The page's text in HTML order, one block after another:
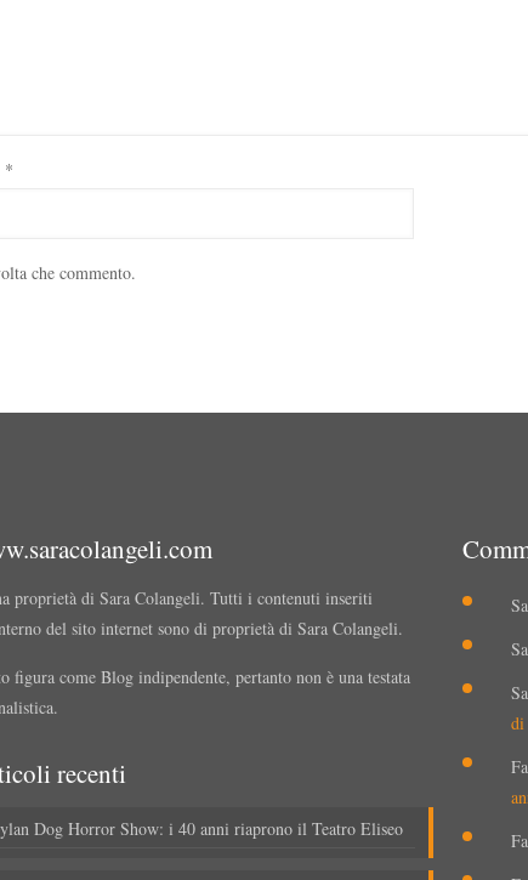
*
che commento.
proprietà di Sara Colangeli. Tutti i contenuti inseriti
del sito internet sono di proprietà di Sara Colangeli.
figura come Blog indipendente, pertanto non è una testata
recenti
Dog Horror Show: i 40 anni riaprono il Teatro Eliseo
di